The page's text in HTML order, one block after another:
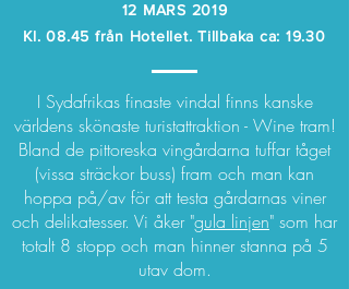
12 MARS 2019
Kl. 08.45 från Hotellet. Tillbaka ca: 19.30
I Sydafrikas finaste vindal finns kanske
världens skönaste turistattraktion - Wine tram!
Bland de pittoreska vingårdarna tuffar tåget
(vissa sträckor buss) fram och man kan
hoppa på/av för att testa gårdarnas viner
och delikatesser. Vi åker "gula linjen" som har
totalt 8 stopp och man hinner stanna på 5
utav dom.